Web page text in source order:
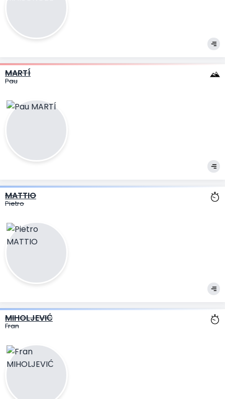
MARTÍ
Pau
MATTIO
Pietro
MIHOLJEVIĆ
Fran